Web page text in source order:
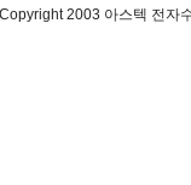
Copyright 2003 아스텍 전자